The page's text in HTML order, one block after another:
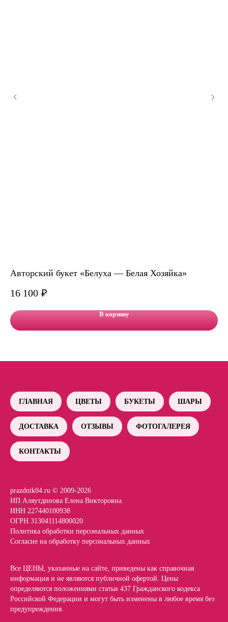
Авторский букет «Белуха — Белая Хозяйка»
16 100 ₽
В корзину
ГЛАВНАЯ ЦВЕТЫ БУКЕТЫ ШАРЫ
ДОСТАВКА ОТЗЫВЫ ФОТОГАЛЕРЕЯ
КОНТАКТЫ
prazdnik04.ru © 2009-2026
ИП Аляутдинова Елена Викторовна
ИНН 227440100938
ОГРН 313041114800020
Политика обработки персональных данных
Согласие на обработку персональных данных
Все ЦЕНЫ, указанные на сайте, приведены как справочная
информация и не являются публичной офертой. Цены
определяются положениями статьи 437 Гражданского кодекса
Российской Федерации и могут быть изменены в любое время без
предупреждения.